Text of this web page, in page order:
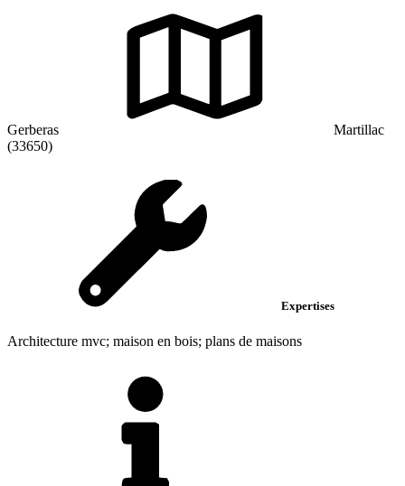
Gerberas
Martillac
(33650)
Expertises
Architecture mvc; maison en bois; plans de maisons